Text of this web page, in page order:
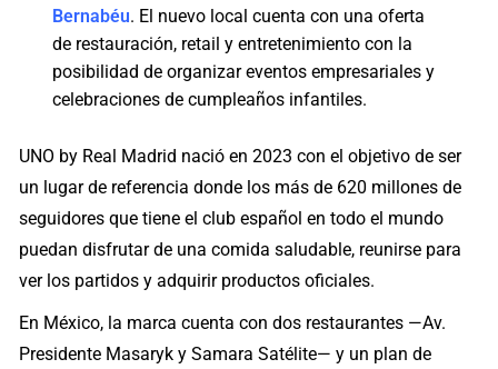
Bernabéu. El nuevo local cuenta con una oferta
de restauración, retail y entretenimiento con la
posibilidad de organizar eventos empresariales y
celebraciones de cumpleaños infantiles.
UNO by Real Madrid nació en 2023 con el objetivo de ser
un lugar de referencia donde los más de 620 millones de
seguidores que tiene el club español en todo el mundo
puedan disfrutar de una comida saludable, reunirse para
ver los partidos y adquirir productos oficiales.
En México, la marca cuenta con dos restaurantes —Av.
Presidente Masaryk y Samara Satélite— y un plan de